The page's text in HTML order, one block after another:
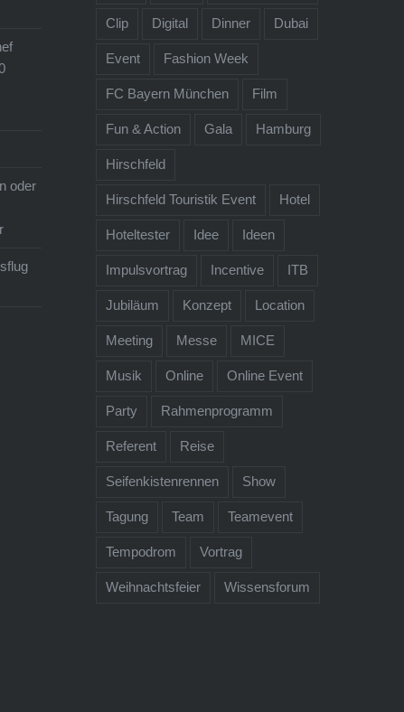
oder
Clip Digital Dinner Dubai
Event Fashion Week
FC Bayern München Film
Fun & Action Gala Hamburg
Hirschfeld
Hirschfeld Touristik Event Hotel
Hoteltester Idee Ideen
Impulsvortrag Incentive ITB
Jubiläum Konzept Location
Meeting Messe MICE
Musik Online Online Event
Party Rahmenprogramm
Referent Reise
Seifenkistenrennen Show
Tagung Team Teamevent
Tempodrom Vortrag
Weihnachtsfeier Wissensforum